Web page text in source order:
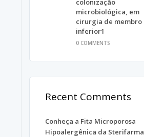
colonização
microbiológica, em
cirurgia de membro
inferior1
0 COMMENTS
Recent Comments
Conheça a Fita Microporosa
Hipoalergênica da Sterifarma